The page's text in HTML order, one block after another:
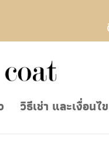
วิธีเช่า และเงื่อนไข